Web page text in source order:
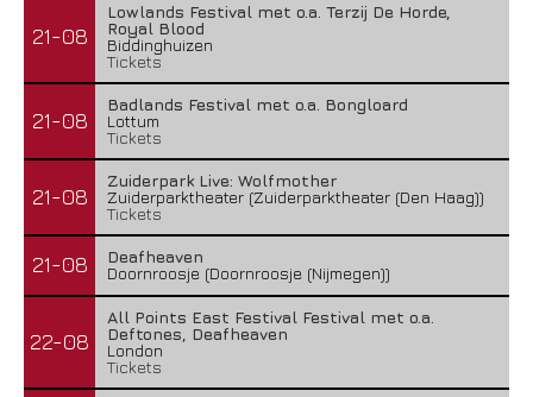
21-08
Lowlands Festival met o.a. Terzij De Horde,
Royal Blood
Biddinghuizen
Tickets
21-08
Badlands Festival met o.a. Bongloard
Lottum
Tickets
21-08
Zuiderpark Live: Wolfmother
Zuiderparktheater (Zuiderparktheater (Den Haag))
Tickets
21-08
Deafheaven
Doornroosje (Doornroosje (Nijmegen))
22-08
All Points East Festival Festival met o.a.
Deftones, Deafheaven
London
Tickets